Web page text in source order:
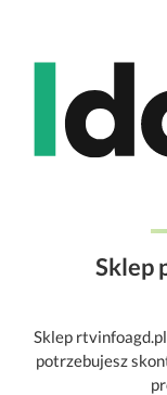
Sklep
Sklep
potrzebujesz